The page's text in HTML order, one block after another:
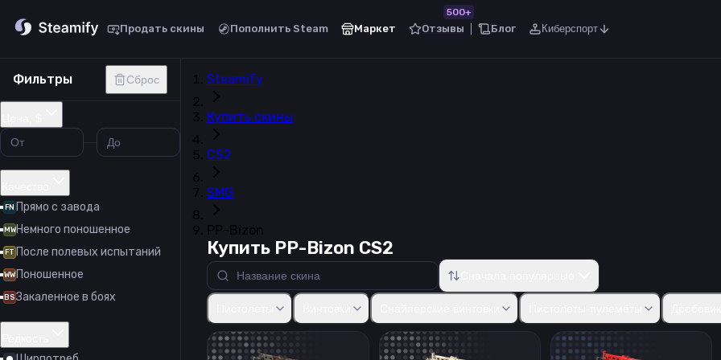
Продать скины Пополнить Steam Маркет Отзывы
500+
Блог Киберспорт
Фильтры Сброс
FN Прямо с завода
MW Немного поношенное
FT После полевых испытаний
WW Поношенное
BS Закаленное в боях
Steamify
Купить скины
CS2
SMG
PP-Bizon
Купить PP-Bizon CS2
Glock-18USP-SP2000P250Five-SeveNTec-9CZ75-AutoDual BerettasDesert EagleR8